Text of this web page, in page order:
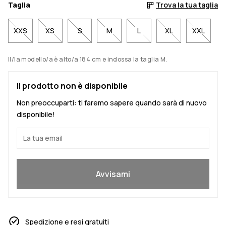
Taglia Trova la tua taglia
XXS XS S M L XL XXL
Il/la modello/a è alto/a 184 cm e indossa la taglia M.
Il prodotto non è disponibile
Non preoccuparti: ti faremo sapere quando sarà di nuovo
disponibile!
Avvisami
Spedizione e resi gratuiti